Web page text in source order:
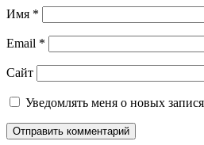
Имя *
Email *
Сайт
Уведомлять меня о новых